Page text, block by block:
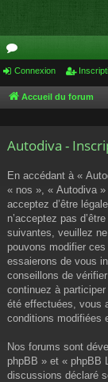
or
u
s
Connexion
Accueil du forum
Autodiva -
En accédant à «
« nos », « Autodiva
acceptez d’être
n’acceptez pas
suivantes, veuillez
pouvons modifier
essaierons de vous
conseillons de
continuez à
été effectuées, vous
conditions modifiées
Nos forums sont
phpBB » et « phpBB
discussions déclaré